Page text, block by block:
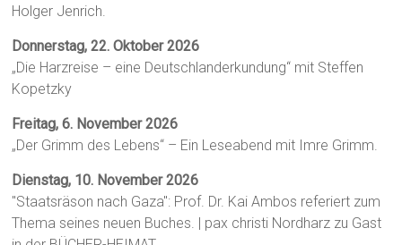
Holger Jenrich.
Donnerstag, 22. Oktober 2026
„Die Harzreise – eine Deutschlanderkundung“ mit Steffen
Kopetzky
Freitag, 6. November 2026
„Der Grimm des Lebens“ – Ein Leseabend mit Imre Grimm.
Dienstag, 10. November 2026
"Staatsräson nach Gaza": Prof. Dr. Kai Ambos referiert zum
Thema seines neuen Buches. | pax christi Nordharz zu Gast